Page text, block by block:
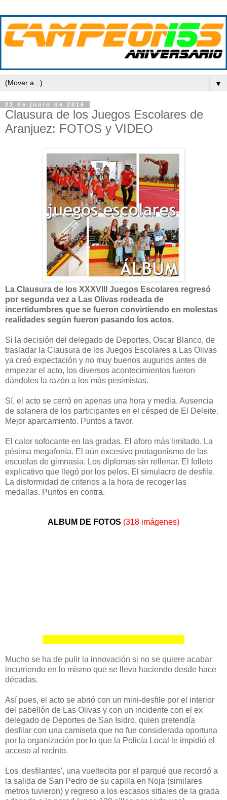
▼
21 de junio de 2016
Clausura de los Juegos Escolares de
Aranjuez: FOTOS y VIDEO
La Clausura de los XXXVIII Juegos Escolares regresó
por segunda vez a Las Olivas rodeada de
incertidumbres que se fueron convirtiendo en molestas
realidades según fueron pasando los actos.
Si la decisión del delegado de Deportes, Oscar Blanco, de
trasladar la Clausura de los Juegos Escolares a Las Olivas
ya creó expectación y no muy buenos augurios antes de
empezar el acto, los diversos acontecimientos fueron
dándoles la razón a los más pesimistas.
Sí, el acto se cerró en apenas una hora y media. Ausencia
de solanera de los participantes en el césped de El Deleite.
Mejor aparcamiento. Puntos a favor.
El calor sofocante en las gradas. El aforo más limitado. La
pésima megafonía. El aún excesivo protagonismo de las
escuelas de gimnasia. Los diplomas sin rellenar. El folleto
explicativo que llegó por los pelos. El simulacro de desfile.
La disformidad de criterios a la hora de recoger las
medallas. Puntos en contra.
ALBUM DE FOTOS (318 imágenes)
Mucho se ha de pulir la innovación si no se quiere acabar
incurriendo en lo mismo que se lleva haciendo desde hace
décadas.
Así pues, el acto se abrió con un mini-desfile por el interior
del pabellón de Las Olivas y con un incidente con el ex
delegado de Deportes de San Isidro, quien pretendía
desfilar con una camiseta que no fue considerada oportuna
por la organización por lo que la Policía Local le impidió el
acceso al recinto.
Los 'desfilantes', una vueltecita por el parqué que recordó a
la salida de San Pedro de su capilla en Noja (similares
metros tuvieron) y regreso a los escasos sitiales de la grada